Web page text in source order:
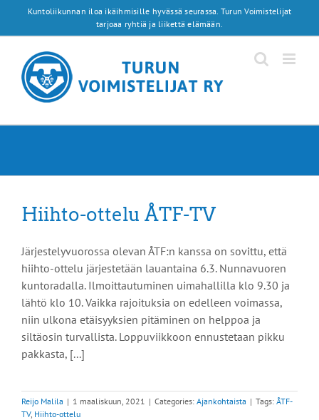
Kuntoliikunnan iloa ikäihmisille hyvässä seurassa. Turun Voimistelijat
tarjoaa ryhtiä ja liikettä elämään.
Hiihto-ottelu ÅTF-TV
Järjestelyvuorossa olevan ÅTF:n kanssa on sovittu, että
hiihto-ottelu järjestetään lauantaina 6.3. Nunnavuoren
kuntoradalla. Ilmoittautuminen uimahallilla klo 9.30 ja
lähtö klo 10. Vaikka rajoituksia on edelleen voimassa,
niin ulkona etäisyyksien pitäminen on helppoa ja
siltäosin turvallista. Loppuviikkoon ennustetaan pikku
pakkasta, [...]
Reijo Malila | 1 maaliskuun, 2021 | Categories: Ajankohtaista | Tags: ÅTF-
TV, Hiihto-ottelu